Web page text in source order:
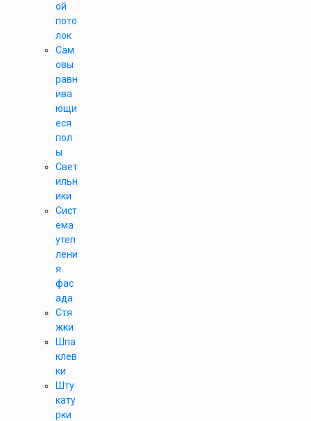
ой
пото
лок
Сам
овы
равн
ива
ющи
еся
пол
ы
Свет
ильн
ики
Сист
ема
утеп
лени
я
фас
ада
Стя
жки
Шпа
клев
ки
Шту
кату
рки